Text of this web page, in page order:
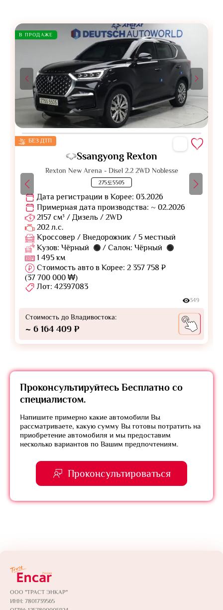
В ПРОДАЖЕ
БЕЗ ДТП
Ssangyong Rexton
Rexton New Arena - Disel 2.2 2WD Noblesse
275도5505
Дата регистрации в Корее: 03.2026
Примерная дата производства: ~ 02.2026
2157 см³ / Дизель / 2WD
202 л.с.
Кроссовер / Внедорожник / 5 местный
Кузов: Чёрный
/ Салон: Чёрный
1 495 км
Стоимость авто в Корее: 2 357 758 ₽
(37 700 000 ₩)
Лот: 42397083
349
Стоимость до Владивостока:
~ 6 164 409 ₽
Проконсультируйтесь Бесплатно со
специалистом.
Напишите примерно какие автомобили Вы
рассматриваете, какую сумму Вы готовы потратить на
приобретение автомобиля и мы предоставим
несколько вариантов по Вашим предпочтениям.
Проконсультироваться
ООО "ТРАСТ ЭНКАР"
ИНН: 7801739565